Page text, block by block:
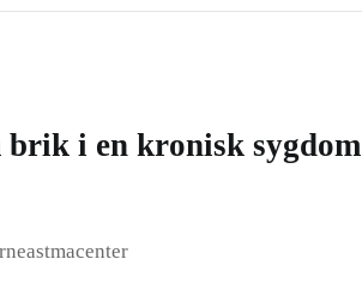
brik i en kronisk sygdom